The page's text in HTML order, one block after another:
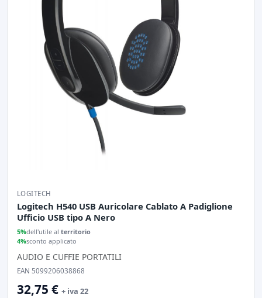
LOGITECH
Logitech H540 USB Auricolare Cablato A Padiglione
Ufficio USB tipo A Nero
5%dell'utile al territorio
4%sconto applicato
AUDIO E CUFFIE PORTATILI
EAN 5099206038868
32,75 € + iva 22